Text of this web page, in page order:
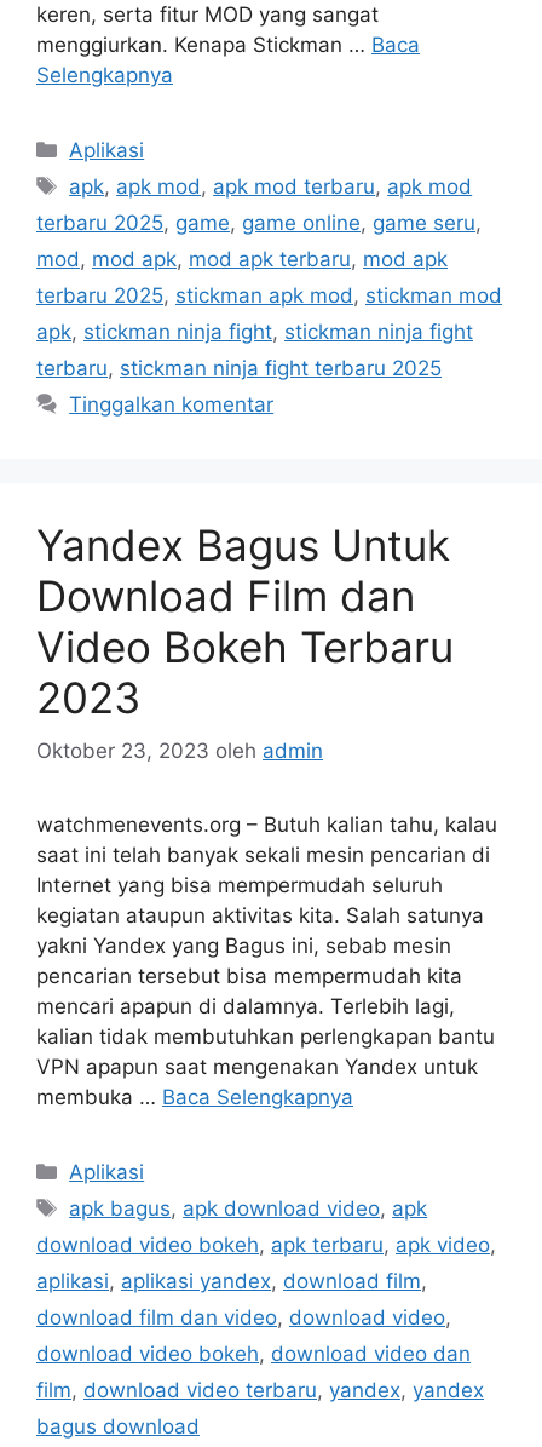
keren, serta fitur MOD yang sangat
menggiurkan. Kenapa Stickman … Baca
Selengkapnya
Kategori
Aplikasi
Tag
apk, apk mod , apk mod terbaru, apk mod
terbaru 2025, game, game online, game seru,
mod , mod apk, mod apk terbaru, mod apk
terbaru 2025, stickman apk mod , stickman mod
apk, stickman ninja fight, stickman ninja fight
terbaru, stickman ninja fight terbaru 2025
Tinggalkan komentar
Yandex Bagus Untuk
Download Film dan
Video Bokeh Terbaru
2023
Oktober 23, 2023 oleh admin
watchmenevents.org – Butuh kalian tahu, kalau
saat ini telah banyak sekali mesin pencarian di
Internet yang bisa mempermudah seluruh
kegiatan ataupun aktivitas kita. Salah satunya
yakni Yandex yang Bagus ini, sebab mesin
pencarian tersebut bisa mempermudah kita
mencari apapun di dalamnya. Terlebih lagi,
kalian tidak membutuhkan perlengkapan bantu
VPN apapun saat mengenakan Yandex untuk
membuka … Baca Selengkapnya
Kategori
Aplikasi
Tag
apk bagus, apk download video, apk
download video bokeh, apk terbaru, apk video,
aplikasi, aplikasi yandex, download film,
download film dan video, download video,
download video bokeh, download video dan
film, download video terbaru, yandex, yandex
bagus download